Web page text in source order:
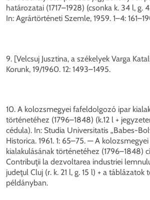
határozatai (1717–1928) (csonka k. 34 l, g.
In: Agrártörténeti Szemle, 1959. 1–4:
9. [Velcsuj Jusztina, a székelyek Varga
Korunk, 19/1960. 12: 1493–1495.
10. A kolozsmegyei fafeldolgozó ipar
történetéhez (1796–1848) (k.12 l +
cédula). In: Studia Universitatis „Babes-
Historica. 1961. 1: 65–75. — A
kialakulásának történetéhez (1796–1848)
Contribuţii la dezvoltarea industriei
judeţul Cluj (r. k. 21 l, g. 15 l) + a táblázatok
példányban.